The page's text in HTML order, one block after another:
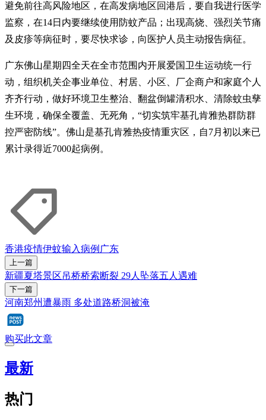
避免前往高风险地区，在高发病地区回港后，要自我进行医学
监察，在14日内要继续使用防蚊产品；出现高烧、强烈关节痛
及皮疹等病征时，要尽快求诊，向医护人员主动报告病征。
广东佛山星期四全天在全市范围内开展爱国卫生运动统一行
动，组织机关企事业单位、村居、小区、厂企商户和家庭个人
齐齐行动，做好环境卫生整治、翻盆倒罐清积水、清除蚊虫孳
生环境，确保全覆盖、无死角，“切实筑牢基孔肯雅热群防群
控严密防线”。佛山是基孔肯雅热疫情重灾区，自7月初以来已
累计录得近7000起病例。
香港疫情伊蚊输入病例 广东
上一篇
新疆夏塔景区吊桥桥索断裂 29人坠落五人遇难
下一篇
河南郑州遭暴雨 多处道路桥洞被淹
购买此文章
最新
热门